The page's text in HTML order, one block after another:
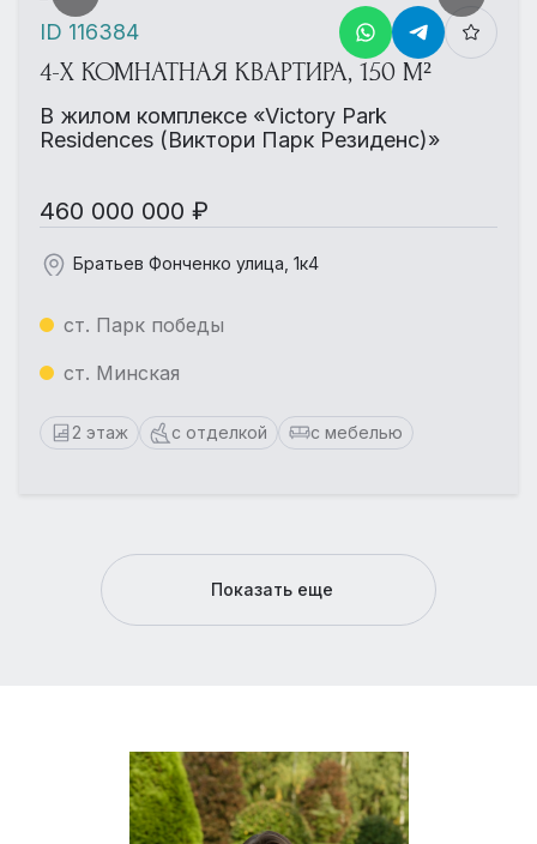
4-Х КОМНАТНАЯ КВАРТИРА, 150 М²
В жилом комплексе «Victory Park
Residences (Виктори Парк Резиденс)»
460 000 000 ₽
Братьев Фонченко улица, 1к4
ст. Парк победы
ст. Минская
2 этаж с отделкой с мебелью
ID 116384
Показать еще